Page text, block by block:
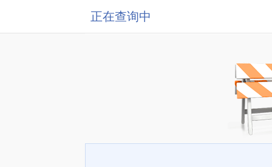
正在查询中